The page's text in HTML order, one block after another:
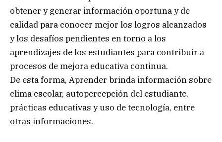
obtener y generar información oportuna y de
calidad para conocer mejor los logros alcanzados
y los desafíos pendientes en torno a los
aprendizajes de los estudiantes para contribuir a
procesos de mejora educativa continua.
De esta forma, Aprender brinda información sobre
clima escolar, autopercepción del estudiante,
prácticas educativas y uso de tecnología, entre
otras informaciones.